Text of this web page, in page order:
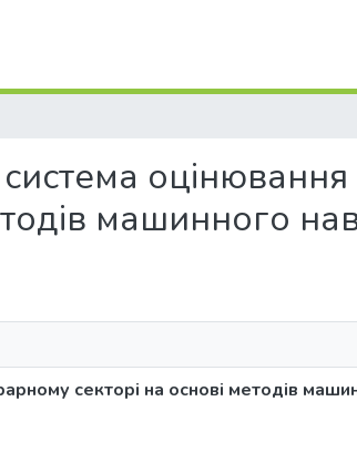
машинного
секторі на основі методів